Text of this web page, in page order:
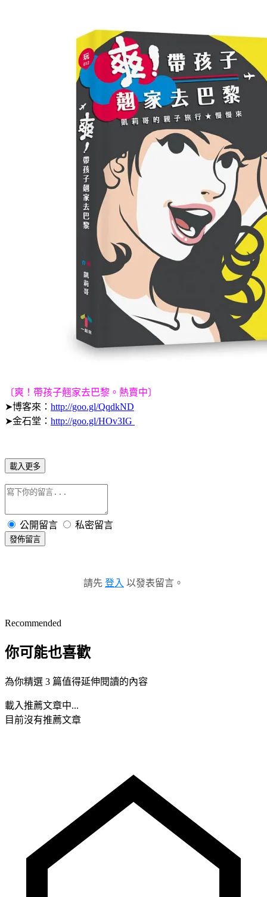
〔爽！帶孩子翹家去巴黎。熱賣中〕
➤博客來： http://goo.gl/QqdkND
➤金石堂： http://goo.gl/HOv3IG
載入更多
公開留言 私密留言
發佈留言
請先 登入 以發表留言。
Recommended
你可能也喜歡
為你精選 3 篇值得延伸閱讀的內容
載入推薦文章中...
目前沒有推薦文章